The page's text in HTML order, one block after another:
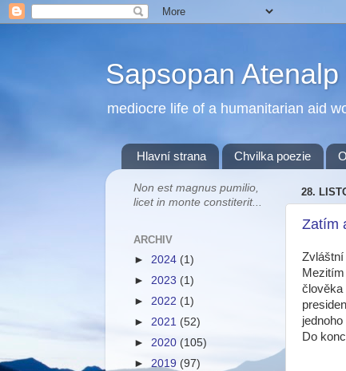
Sapsopan Atenalp
mediocre life of a humanitarian aid
Hlavní strana Chvilka poezie
28.
Zatím
Zvláštní
člověka
Do
Non est magnus pumilio,
licet in monte constiterit...
ARCHIV
► 2024 (1)
► 2023 (1)
► 2022 (1)
► 2021 (52)
► 2020 (105)
► 2019 (97)